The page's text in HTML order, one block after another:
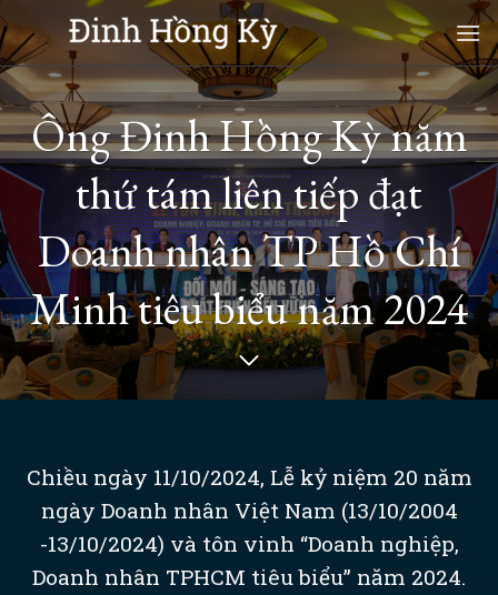
Skip
to
content
Ông Đinh Hồng Kỳ năm
thứ tám liên tiếp đạt
Doanh nhân TP Hồ Chí
Minh tiêu biểu năm 2024
Chiều ngày 11/10/2024, Lễ kỷ niệm 20 năm
ngày Doanh nhân Việt Nam (13/10/2004
-13/10/2024) và tôn vinh “Doanh nghiệp,
Doanh nhân TPHCM tiêu biểu” năm 2024.